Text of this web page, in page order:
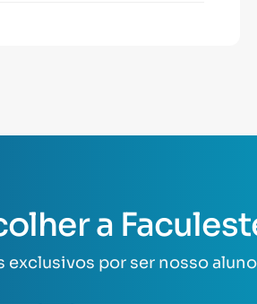
a
exclusivos por ser nosso aluno